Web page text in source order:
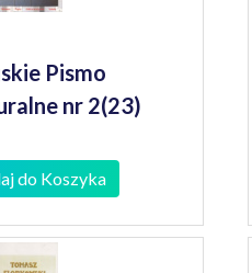
Pismo
nr 2(23)
do Koszyka